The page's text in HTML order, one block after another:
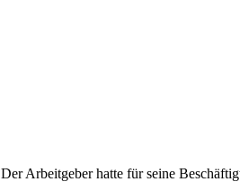
Der Arbeitgeber hatte für seine